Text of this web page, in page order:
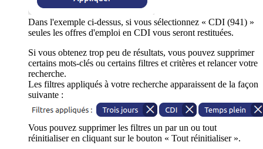
Dans l'exemple ci-dessus, si vous sélectionnez « CDI (941) »
seules les offres d'emploi en CDI vous seront restituées.
Si vous obtenez trop peu de résultats, vous pouvez supprimer
certains mots-clés ou certains filtres et critères et relancer votre
recherche.
Les filtres appliqués à votre recherche apparaissent de la façon
suivante :
Vous pouvez supprimer les filtres un par un ou tout
réinitialiser en cliquant sur le bouton « Tout réinitialiser ».